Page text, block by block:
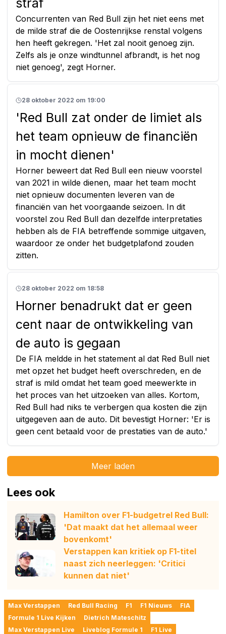
Concurrenten van Red Bull zijn het niet eens met
de milde straf die de Oostenrijkse renstal volgens
hen heeft gekregen. 'Het zal nooit genoeg zijn.
Zelfs als je onze windtunnel afbrandt, is het nog
niet genoeg', zegt Horner.
28 oktober 2022 om 19:00
'Red Bull zat onder de limiet als
het team opnieuw de financiën
in mocht dienen'
Horner beweert dat Red Bull een nieuw voorstel
van 2021 in wilde dienen, maar het team mocht
niet opnieuw documenten leveren van de
financiën van het voorgaande seizoen. In dit
voorstel zou Red Bull dan dezelfde interpretaties
hebben als de FIA betreffende sommige uitgaven,
waardoor ze onder het budgetplafond zouden
zitten.
28 oktober 2022 om 18:58
Horner benadrukt dat er geen
cent naar de ontwikkeling van
de auto is gegaan
De FIA meldde in het statement al dat Red Bull niet
met opzet het budget heeft overschreden, en de
straf is mild omdat het team goed meewerkte in
het proces van het uitzoeken van alles. Kortom,
Red Bull had niks te verbergen qua kosten die zijn
uitgegeven aan de auto. Dit bevestigt Horner: 'Er is
geen cent betaald voor de prestaties van de auto.'
Meer laden
Lees ook
Hamilton over F1-budgetrel Red Bull:
'Dat maakt dat het allemaal weer
bovenkomt'
Verstappen kan kritiek op F1-titel
naast zich neerleggen: 'Critici
kunnen dat niet'
Max Verstappen Red Bull Racing F1 F1 Nieuws
FIA
Formule 1 Live Kijken
Dietrich Mateschitz
Max Verstappen Live
Liveblog Formule 1
F1 Live